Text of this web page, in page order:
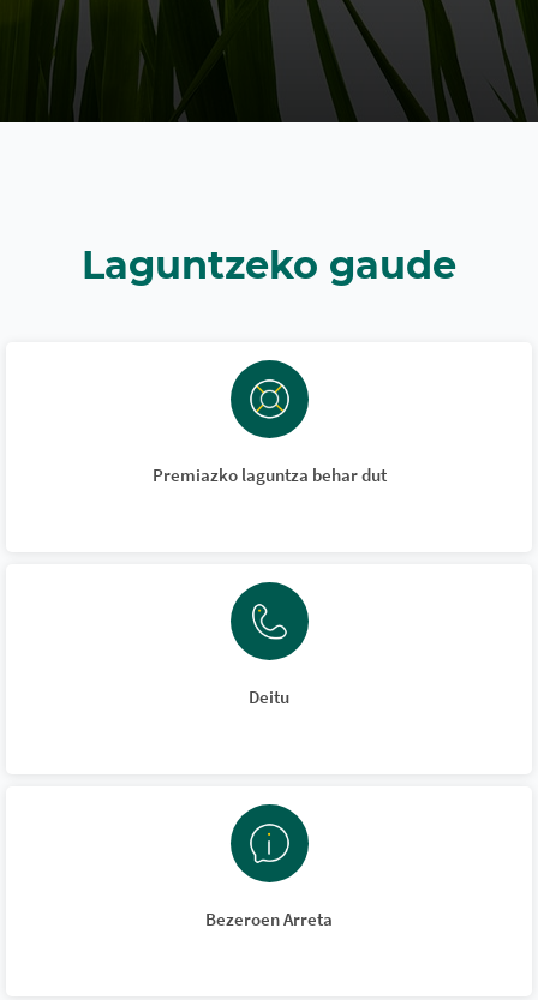
Laguntzeko gaude
Premiazko laguntza behar dut
Deitu
Bezeroen Arreta